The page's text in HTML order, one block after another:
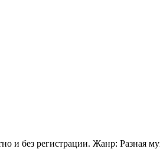
и без регистрации. Жанр: Разная